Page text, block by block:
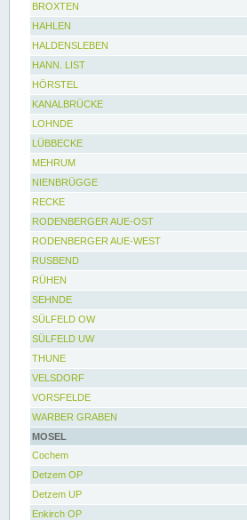
BROXTEN
HAHLEN
HALDENSLEBEN
HANN. LIST
HÖRSTEL
KANALBRÜCKE
LOHNDE
LÜBBECKE
MEHRUM
NIENBRÜGGE
RECKE
RODENBERGER AUE-OST
RODENBERGER AUE-WEST
RUSBEND
RÜHEN
SEHNDE
SÜLFELD OW
SÜLFELD UW
THUNE
VELSDORF
VORSFELDE
WARBER GRABEN
MOSEL
Cochem
Detzem OP
Detzem UP
Enkirch OP